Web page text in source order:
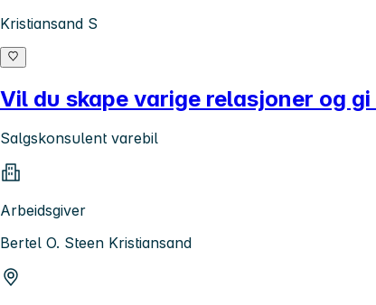
Kristiansand S
Vil du skape varige relasjoner og
Salgskonsulent varebil
Arbeidsgiver
Bertel O. Steen Kristiansand